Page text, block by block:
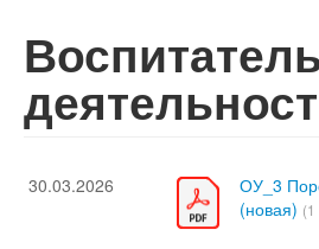
30.03.2026
ОУ_3
(новая)